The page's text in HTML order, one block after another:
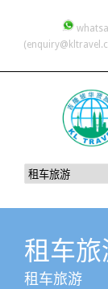
租车旅
租车旅游